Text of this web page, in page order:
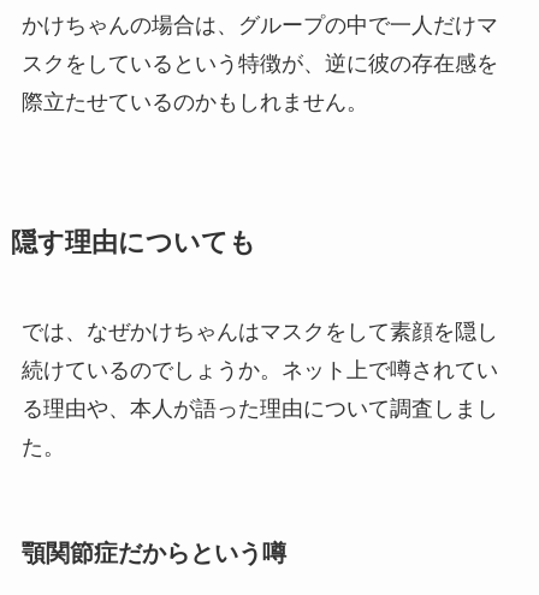
かけちゃんの場合は、グループの中で一人だけマ
スクをしているという特徴が、逆に彼の存在感を
際立たせているのかもしれません。
隠す理由についても
では、なぜかけちゃんはマスクをして素顔を隠し
続けているのでしょうか。ネット上で噂されてい
る理由や、本人が語った理由について調査しまし
た。
顎関節症だからという噂